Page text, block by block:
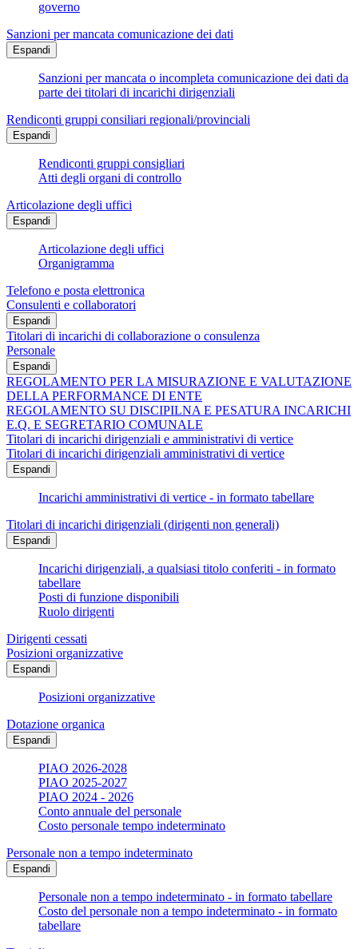
governo
Sanzioni per mancata comunicazione dei dati
Espandi
Sanzioni per mancata o incompleta comunicazione dei dati da
parte dei titolari di incarichi dirigenziali
Rendiconti gruppi consiliari regionali/provinciali
Espandi
Rendiconti gruppi consigliari
Atti degli organi di controllo
Articolazione degli uffici
Espandi
Articolazione degli uffici
Organigramma
Telefono e posta elettronica
Consulenti e collaboratori
Espandi
Titolari di incarichi di collaborazione o consulenza
Personale
Espandi
REGOLAMENTO PER LA MISURAZIONE E VALUTAZIONE
DELLA PERFORMANCE DI ENTE
REGOLAMENTO SU DISCIPILNA E PESATURA INCARICHI
E.Q. E SEGRETARIO COMUNALE
Titolari di incarichi dirigenziali e amministrativi di vertice
Titolari di incarichi dirigenziali amministrativi di vertice
Espandi
Incarichi amministrativi di vertice - in formato tabellare
Titolari di incarichi dirigenziali (dirigenti non generali)
Espandi
Incarichi dirigenziali, a qualsiasi titolo conferiti - in formato
tabellare
Posti di funzione disponibili
Ruolo dirigenti
Dirigenti cessati
Posizioni organizzative
Espandi
Posizioni organizzative
Dotazione organica
Espandi
PIAO 2026-2028
PIAO 2025-2027
PIAO 2024 - 2026
Conto annuale del personale
Costo personale tempo indeterminato
Personale non a tempo indeterminato
Espandi
Personale non a tempo indeterminato - in formato tabellare
Costo del personale non a tempo indeterminato - in formato
tabellare